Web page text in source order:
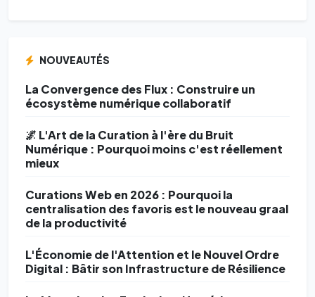
NOUVEAUTÉS
La Convergence des Flux : Construire un
écosystème numérique collaboratif
🌌 L'Art de la Curation à l'ère du Bruit
Numérique : Pourquoi moins c'est réellement
mieux
Curations Web en 2026 : Pourquoi la
centralisation des favoris est le nouveau graal
de la productivité
L'Économie de l'Attention et le Nouvel Ordre
Digital : Bâtir son Infrastructure de Résilience